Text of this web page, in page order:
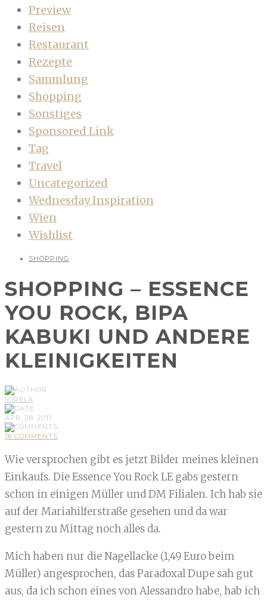
Preview
Reisen
Restaurant
Rezepte
Sammlung
Shopping
Sonstiges
Sponsored Link
Tag
Travel
Uncategorized
Wednesday Inspiration
Wien
Wishlist
SHOPPING
SHOPPING – ESSENCE
YOU ROCK, BIPA
KABUKI UND ANDERE
KLEINIGKEITEN
MIRELA
APR, 28, 2011
18 COMMENTS
Wie versprochen gibt es jetzt Bilder meines kleinen
Einkaufs. Die Essence You Rock LE gabs gestern
schon in einigen Müller und DM Filialen. Ich hab sie
auf der Mariahilferstraße gesehen und da war
gestern zu Mittag noch alles da.
Mich haben nur die Nagellacke (1,49 Euro beim
Müller) angesprochen, das Paradoxal Dupe sah gut
aus, da ich schon eines von Alessandro habe, hab ich